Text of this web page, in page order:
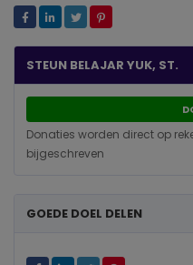
STEUN BELAJAR YUK, ST.
Donaties worden direct op
bijgeschreven
GOEDE DOEL DELEN